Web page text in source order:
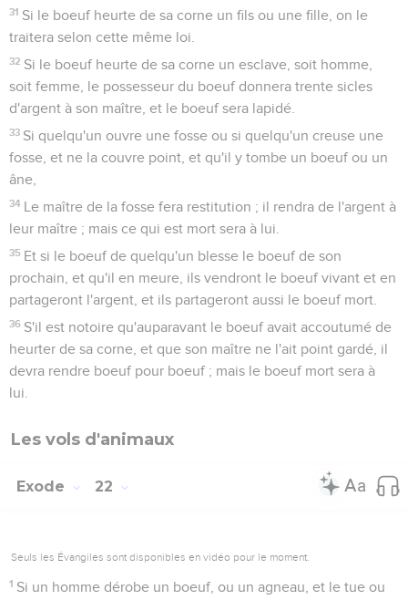
31 Si le boeuf heurte de sa corne un fils ou une fille, on le
traitera selon cette même loi.
32 Si le boeuf heurte de sa corne un esclave, soit homme,
soit femme, le possesseur du boeuf donnera trente sicles
d'argent à son maître, et le boeuf sera lapidé.
33 Si quelqu'un ouvre une fosse ou si quelqu'un creuse une
fosse, et ne la couvre point, et qu'il y tombe un boeuf ou un
âne,
34 Le maître de la fosse fera restitution ; il rendra de l'argent à
leur maître ; mais ce qui est mort sera à lui.
35 Et si le boeuf de quelqu'un blesse le boeuf de son
prochain, et qu'il en meure, ils vendront le boeuf vivant et en
partageront l'argent, et ils partageront aussi le boeuf mort.
36 S'il est notoire qu'auparavant le boeuf avait accoutumé de
heurter de sa corne, et que son maître ne l'ait point gardé, il
devra rendre boeuf pour boeuf ; mais le boeuf mort sera à
lui.
Les vols d'animaux
Exode 22
Seuls les Évangiles sont disponibles en vidéo pour le moment.
1 Si un homme dérobe un boeuf, ou un agneau, et le tue ou